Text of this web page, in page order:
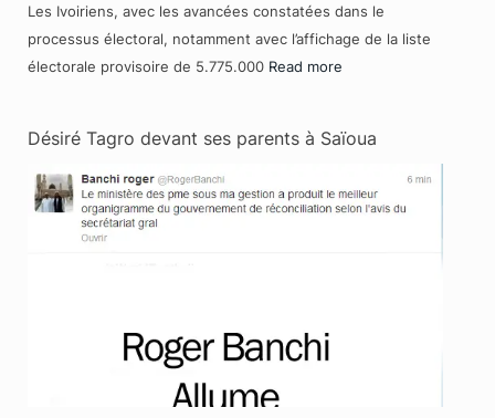
Les Ivoiriens, avec les avancées constatées dans le
processus électoral, notamment avec l’affichage de la liste
électorale provisoire de 5.775.000 Read more
Désiré Tagro devant ses parents à Saïoua